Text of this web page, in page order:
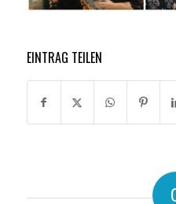
EINTRAG TEILEN